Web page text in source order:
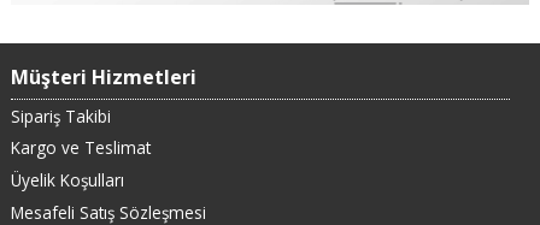
Müşteri Hizmetleri
Sipariş Takibi
Kargo ve Teslimat
Üyelik Koşulları
Mesafeli Satış Sözleşmesi